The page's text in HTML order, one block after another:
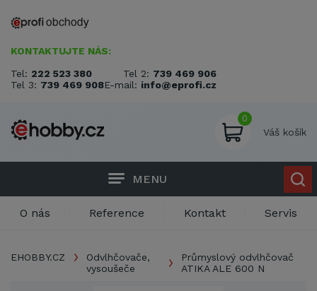
KONTAKTUJTE NÁS:
Tel: 222 523 380 Tel 2: 739 469 906
Tel 3: 739 469 908E-mail: info@eprofi.cz
0
Váš košík
MENU
O nás Reference Kontakt Servis
EHOBBY.CZ
Odvlhčovače,
vysoušeče
Průmyslový odvlhčovač
ATIKA ALE 600 N